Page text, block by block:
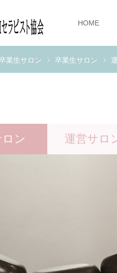
HOME
業生サロン 卒業生サロン
ン 運営サロ